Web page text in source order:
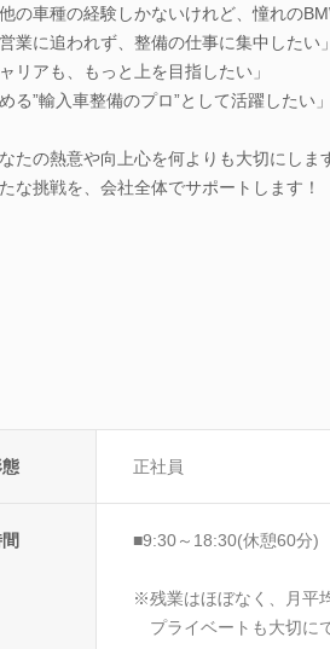
他の車種の経験しかないけれど、憧れの
業に追われず、整備の仕事に集中したい」
リアも、もっと上を目指したい」
る”輸入車整備のプロ”として活躍したい」
たの熱意や向上心を何よりも大切にしま
な挑戦を、会社全体でサポートします！
正社員
■9:30～18:30(休憩60分)
※残業はほぼなく、月平
プライベートも大切に